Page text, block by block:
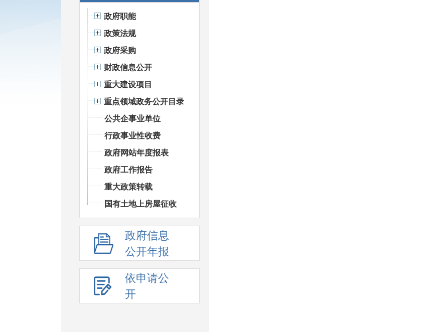
政府职能
政策法规
政府采购
财政信息公开
重大建设项目
重点领域政务公开目录
公共企事业单位
行政事业性收费
政府网站年度报表
政府工作报告
重大政策转载
国有土地上房屋征收
政府信息
公开年报
依申请公
开